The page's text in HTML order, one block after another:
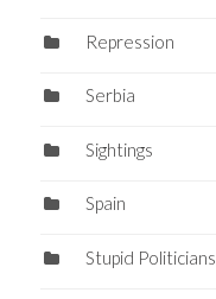
Repression
Serbia
Sightings
Spain
Stupid Politicians